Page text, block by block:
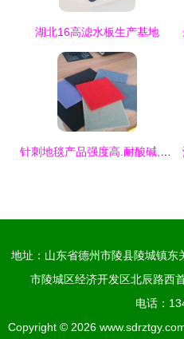
湖北16高滤水板生产基地
地址：山东省德州市陵县陵城镇东
市陵城区经济开发区北辰路西
电话：
Copyright © 2026